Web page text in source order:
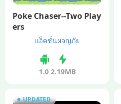
Poke Chaser--Two Play
ers
แอ็คชั่นผจญภัย
1.0 2.19MB
UPDATED